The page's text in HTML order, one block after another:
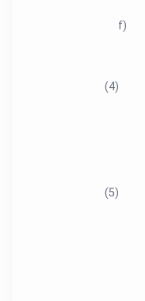
f)
(4)
(5)